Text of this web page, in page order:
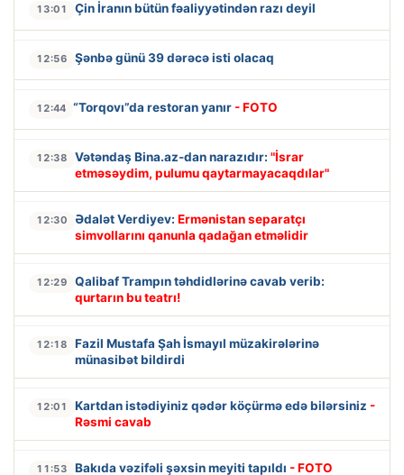
13:01 Çin İranın bütün fəaliyyətindən razı deyil
12:56 Şənbə günü 39 dərəcə isti olacaq
12:44 “Torqovı”da restoran yanır - FOTO
12:38 Vətəndaş Bina.az-dan narazıdır: "İsrar
etməsəydim, pulumu qaytarmayacaqdılar"
12:30 Ədalət Verdiyev: Ermənistan separatçı
simvollarını qanunla qadağan etməlidir
12:29
Qalibaf Trampın təhdidlərinə cavab verib:
qurtarın bu teatrı!
12:18
Fazil Mustafa Şah İsmayıl müzakirələrinə
münasibət bildirdi
12:01 Kartdan istədiyiniz qədər köçürmə edə bilərsiniz -
Rəsmi cavab
11:53 Bakıda vəzifəli şəxsin meyiti tapıldı - FOTO